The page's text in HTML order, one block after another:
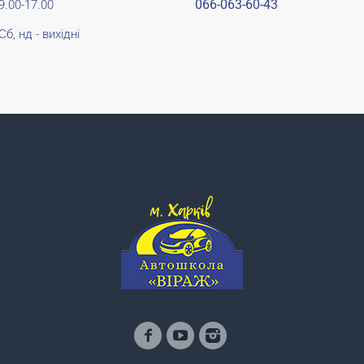
17.00
Сб, нд - вихідні
066-063-60-43